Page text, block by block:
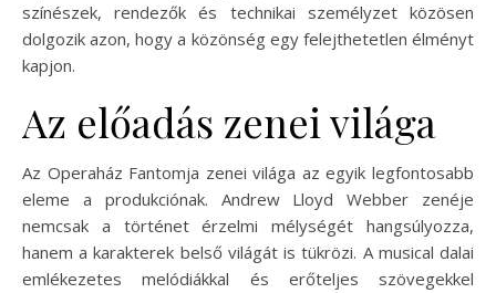
színészek, rendezők és technikai személyzet közösen
dolgozik azon, hogy a közönség egy felejthetetlen élményt
kapjon.
Az előadás zenei világa
Az Operaház Fantomja zenei világa az egyik legfontosabb
eleme a produkciónak. Andrew Lloyd Webber zenéje
nemcsak a történet érzelmi mélységét hangsúlyozza,
hanem a karakterek belső világát is tükrözi. A musical dalai
emlékezetes melódiákkal és erőteljes szövegekkel